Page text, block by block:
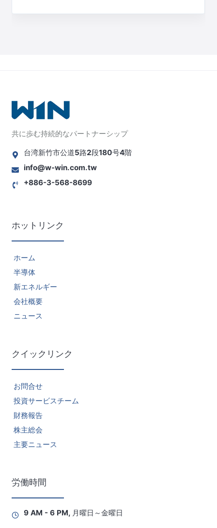
共に歩む持続的なパートナーシップ
台湾新竹市公道5路2段180号4階
info@w-win.com.tw
+886-3-568-8699
ホットリンク
ホーム
半導体
新エネルギー
会社概要
ニュース
クイックリンク
お問合せ
投資サービスチーム
財務報告
株主総会
主要ニュース
労働時間
9 AM - 6 PM, 月曜日～金曜日